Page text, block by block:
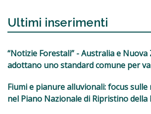
Ultimi inserimenti
“Notizie Forestali” - Australia e Nuova
adottano uno standard comune per
Fiumi e pianure alluvionali: focus
nel Piano Nazionale di Ripristino